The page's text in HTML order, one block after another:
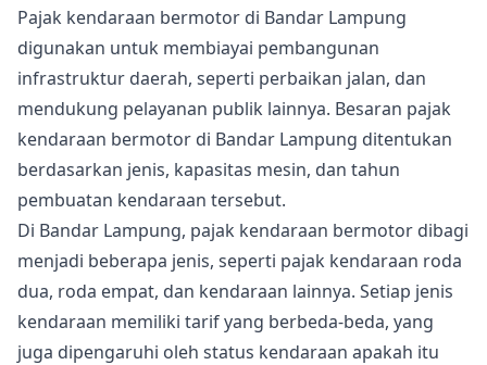
Pajak kendaraan bermotor di Bandar Lampung
digunakan untuk membiayai pembangunan
infrastruktur daerah, seperti perbaikan jalan, dan
mendukung pelayanan publik lainnya. Besaran pajak
kendaraan bermotor di Bandar Lampung ditentukan
berdasarkan jenis, kapasitas mesin, dan tahun
pembuatan kendaraan tersebut.
Di Bandar Lampung, pajak kendaraan bermotor dibagi
menjadi beberapa jenis, seperti pajak kendaraan roda
dua, roda empat, dan kendaraan lainnya. Setiap jenis
kendaraan memiliki tarif yang berbeda-beda, yang
juga dipengaruhi oleh status kendaraan apakah itu